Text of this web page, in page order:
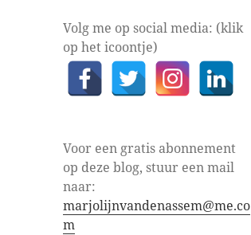
Volg me op social media: (klik
op het icoontje)
Voor een gratis abonnement
op deze blog, stuur een mail
naar:
marjolijnvandenassem@me.co
m